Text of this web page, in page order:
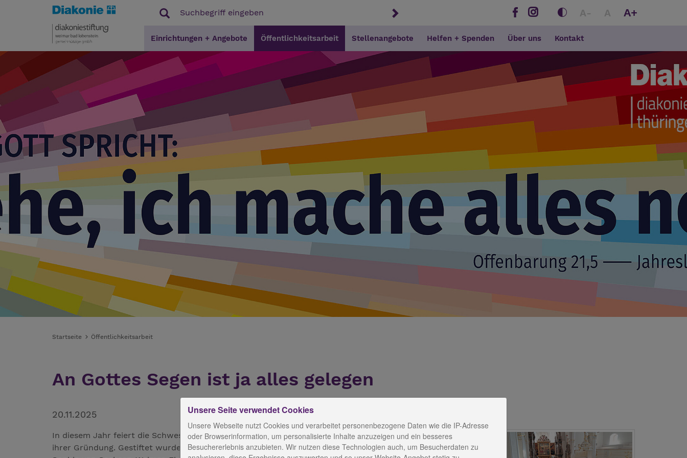
A- A A+
Einrichtungen + Angebote Öffentlichkeitsarbeit Stellenangebote Helfen + Spenden Über uns Kontakt
Startseite Öffentlichkeitsarbeit
An Gottes Segen ist ja alles gelegen
20.11.2025
In diesem Jahr feiert die Schwestern- und Bruderschaft des Sophienhauses in Weimar das 150. Jubiläum
ihrer Gründung. Gestiftet wurde die Schwesternschaft am 21. November 1875 von der Großherzogin
Unsere Seite verwendet Cookies
Unsere Webseite nutzt Cookies und verarbeitet personenbezogene Daten wie die IP-Adresse
oder Browserinformation, um personalisierte Inhalte anzuzeigen und ein besseres
Besuchererlebnis anzubieten. Wir nutzen diese Technologien auch, um Besucherdaten zu